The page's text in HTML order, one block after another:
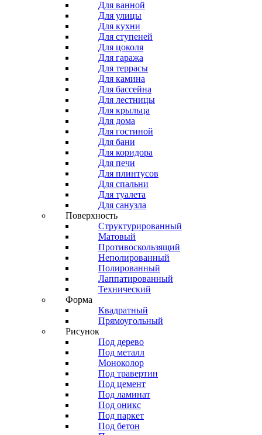
Для ванной
Для улицы
Для кухни
Для ступеней
Для цоколя
Для гаража
Для террасы
Для камина
Для бассейна
Для лестницы
Для крыльца
Для дома
Для гостиной
Для бани
Для коридора
Для печи
Для плинтусов
Для спальни
Для туалета
Для санузла
Поверхность
Структурированный
Матовый
Противоскользящий
Неполированный
Полированный
Лаппатированный
Технический
Форма
Квадратный
Прямоугольный
Рисунок
Под дерево
Под металл
Моноколор
Под травертин
Под цемент
Под ламинат
Под оникс
Под паркет
Под бетон